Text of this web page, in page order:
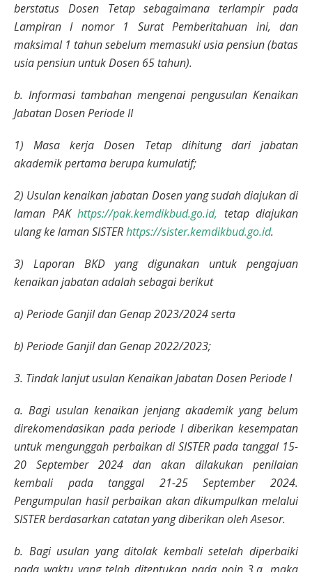
berstatus Dosen Tetap sebagaimana terlampir pada
Lampiran I nomor 1 Surat Pemberitahuan ini, dan
maksimal 1 tahun sebelum memasuki usia pensiun (batas
usia pensiun untuk Dosen 65 tahun).
b. Informasi tambahan mengenai pengusulan Kenaikan
Jabatan Dosen Periode II
1) Masa kerja Dosen Tetap dihitung dari jabatan
akademik pertama berupa kumulatif;
2) Usulan kenaikan jabatan Dosen yang sudah diajukan di
laman PAK https://pak.kemdikbud.go.id, tetap diajukan
ulang ke laman SISTERhttps://sister.kemdikbud.go.id.
3) Laporan BKD yang digunakan untuk pengajuan
kenaikan jabatan adalah sebagai berikut
a) Periode Ganjil dan Genap 2023/2024 serta
b) Periode Ganjil dan Genap 2022/2023;
3. Tindak lanjut usulan Kenaikan Jabatan Dosen Periode I
a. Bagi usulan kenaikan jenjang akademik yang belum
direkomendasikan pada periode I diberikan kesempatan
untuk mengunggah perbaikan di SISTER pada tanggal 15-
20 September 2024 dan akan dilakukan penilaian
kembali pada tanggal 21-25 September 2024.
Pengumpulan hasil perbaikan akan dikumpulkan melalui
SISTER berdasarkan catatan yang diberikan oleh Asesor.
b. Bagi usulan yang ditolak kembali setelah diperbaiki